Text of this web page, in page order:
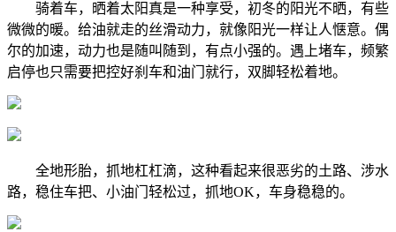
骑着车，晒着太阳真是一种享受，初冬的阳光不晒，有些
微微的暖。给油就走的丝滑动力，就像阳光一样让人惬意。偶
尔的加速，动力也是随叫随到，有点小强的。遇上堵车，频繁
启停也只需要把控好刹车和油门就行，双脚轻松着地。
全地形胎，抓地杠杠滴，这种看起来很恶劣的土路、涉水
路，稳住车把、小油门轻松过，抓地OK，车身稳稳的。